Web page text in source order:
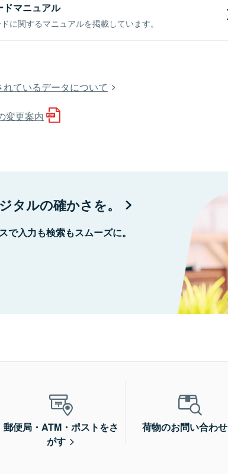
ドマニュアル
に関するマニュアルを掲載しています。
ているデータについて
変更案内
タルの確かさを。
で入力も検索もスムーズに。
郵便局・ATM・ポストをさ
がす
荷物のお問い合わせ